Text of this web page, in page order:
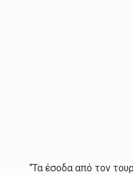
“Τα έσοδα από τον